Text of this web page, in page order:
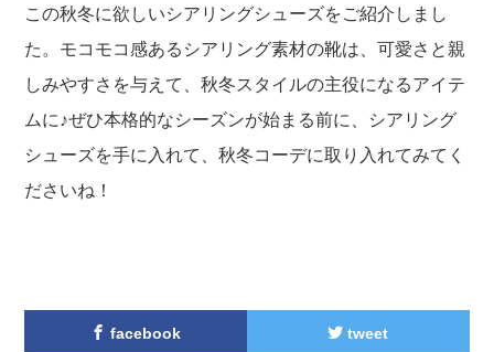
この秋冬に欲しいシアリングシューズをご紹介しまし
た。モコモコ感あるシアリング素材の靴は、可愛さと親
しみやすさを与えて、秋冬スタイルの主役になるアイテ
ムに♪ぜひ本格的なシーズンが始まる前に、シアリング
シューズを手に入れて、秋冬コーデに取り入れてみてく
ださいね！
facebook tweet